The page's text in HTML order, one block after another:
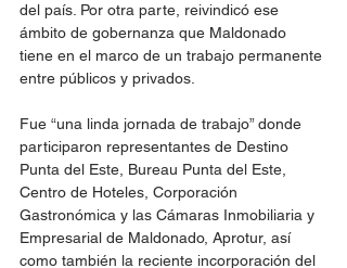
del país. Por otra parte, reivindicó ese
ámbito de gobernanza que Maldonado
tiene en el marco de un trabajo permanente
entre públicos y privados.
Fue “una linda jornada de trabajo” donde
participaron representantes de Destino
Punta del Este, Bureau Punta del Este,
Centro de Hoteles, Corporación
Gastronómica y las Cámaras Inmobiliaria y
Empresarial de Maldonado, Aprotur, así
como también la reciente incorporación del